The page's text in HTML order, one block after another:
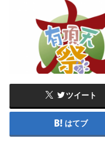
ツイート
はてブ